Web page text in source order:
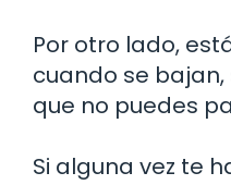
Por otro lado,
cuando se
que no puedes
Si alguna vez te